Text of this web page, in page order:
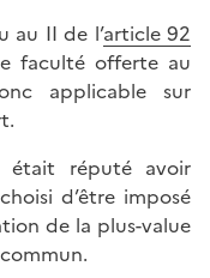
au II de l’article 92
faculté offerte au
applicable sur
était réputé avoir
d’être imposé
de la plus-value